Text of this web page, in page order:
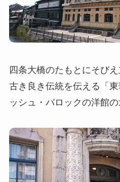
四条大橋のたもとにそびえ
古き良き伝統を伝える「
ッシュ・バロックの洋館